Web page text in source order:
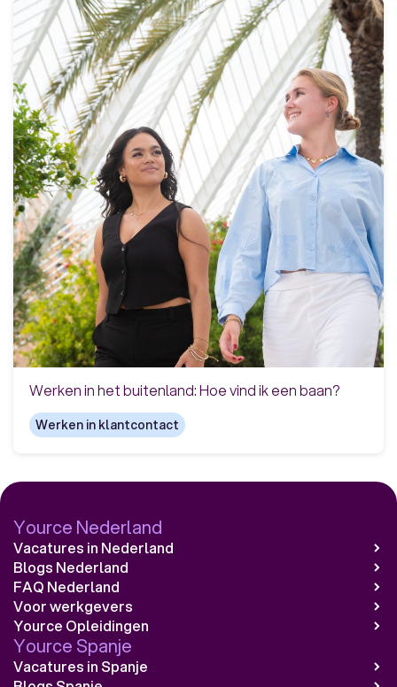
Werken in het buitenland: Hoe vind ik een baan?
Werken in klantcontact
Yource Nederland
Vacatures in Nederland
Blogs Nederland
FAQ Nederland
Voor werkgevers
Yource Opleidingen
Yource Spanje
Vacatures in Spanje